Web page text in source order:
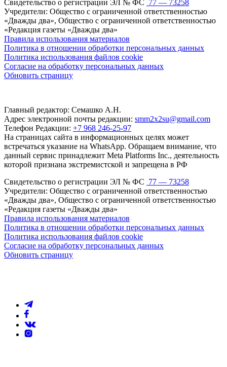
Свидетельство о регистрации ЭЛ № ФС 77 — 73258
Учредители: Общество с ограниченной ответственностью
«Дважды два», Общество с ограниченной ответственностью
«Редакция газеты «Дважды два»
Правила использования материалов
Политика в отношении обработки персональных данных
Политика использования файлов cookie
Согласие на обработку персональных данных
Обновить страницу
Главный редактор: Семашко А.Н.
Адрес электронной почты редакции: smm2x2su@gmail.com
Телефон Редакции: +7 968 246-25-97
На страницах сайта в информационных целях может
встречаться указание на WhatsApp. Обращаем внимание, что
данный сервис принадлежит Meta Platforms Inc., деятельность
которой признана экстремистской и запрещена в РФ
Свидетельство о регистрации ЭЛ № ФС 77 — 73258
Учредители: Общество с ограниченной ответственностью
«Дважды два», Общество с ограниченной ответственностью
«Редакция газеты «Дважды два»
Правила использования материалов
Политика в отношении обработки персональных данных
Политика использования файлов cookie
Согласие на обработку персональных данных
Обновить страницу